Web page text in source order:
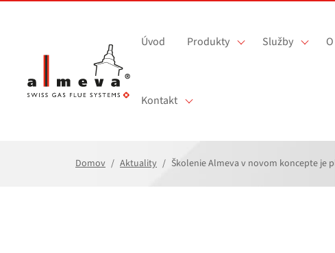
Úvod Produkty Služby
Kontakt
Domov Aktuality Školenie Almeva v novom koncepte je